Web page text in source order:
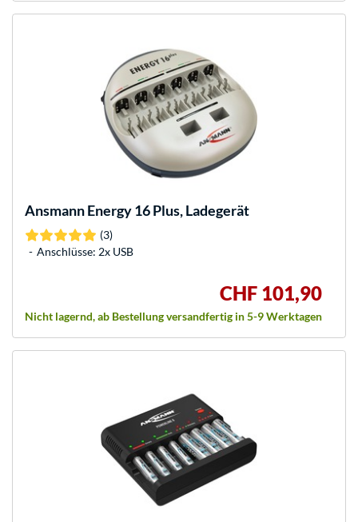
AnsmannEnergy 16 Plus, Ladegerät
(3)
Anschlüsse: 2x USB
CHF 101,90
Nicht lagernd, ab Bestellung versandfertig in 5-9 Werktagen